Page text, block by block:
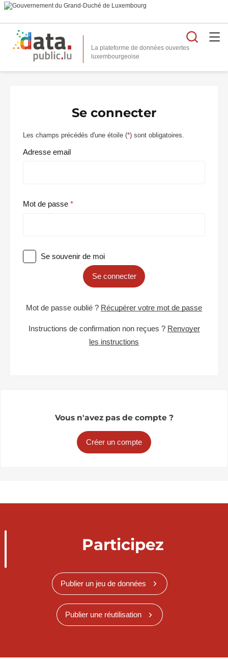
La plateforme de données ouvertes
Se connecter
Les champs précédés d'une étoile (*) sont obligatoires.
Adresse email
Mot de passe
Se souvenir de moi
Se connecter
Mot de passe oublié ? Récupérer votre mot de passe
Instructions de confirmation non reçues ? Renvoyer
les instructions
Vous n'avez pas de compte ?
Créer un compte
Participez
Publier un jeu de données
Publier une réutilisation